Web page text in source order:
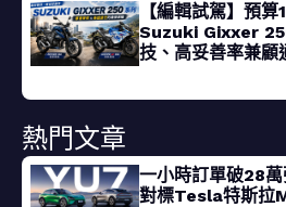
【編輯試駕】預
Suzuki Gixxer
技、高妥善率兼顧
熱門文章
一小時訂單破28
對標Tesla特斯拉